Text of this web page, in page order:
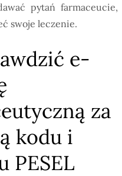
pytań
swoje leczenie.
e-
za
kodu i
PESEL